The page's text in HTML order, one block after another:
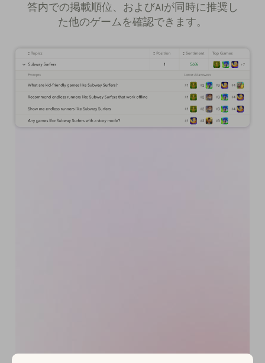
答内での掲載順位、およびAIが同時に推奨し
た他のゲームを確認できます。